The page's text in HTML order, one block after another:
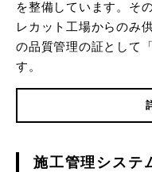
を整備しています。そ
レカット工場からのみ
の品質管理の証として
す。
施工管理システ